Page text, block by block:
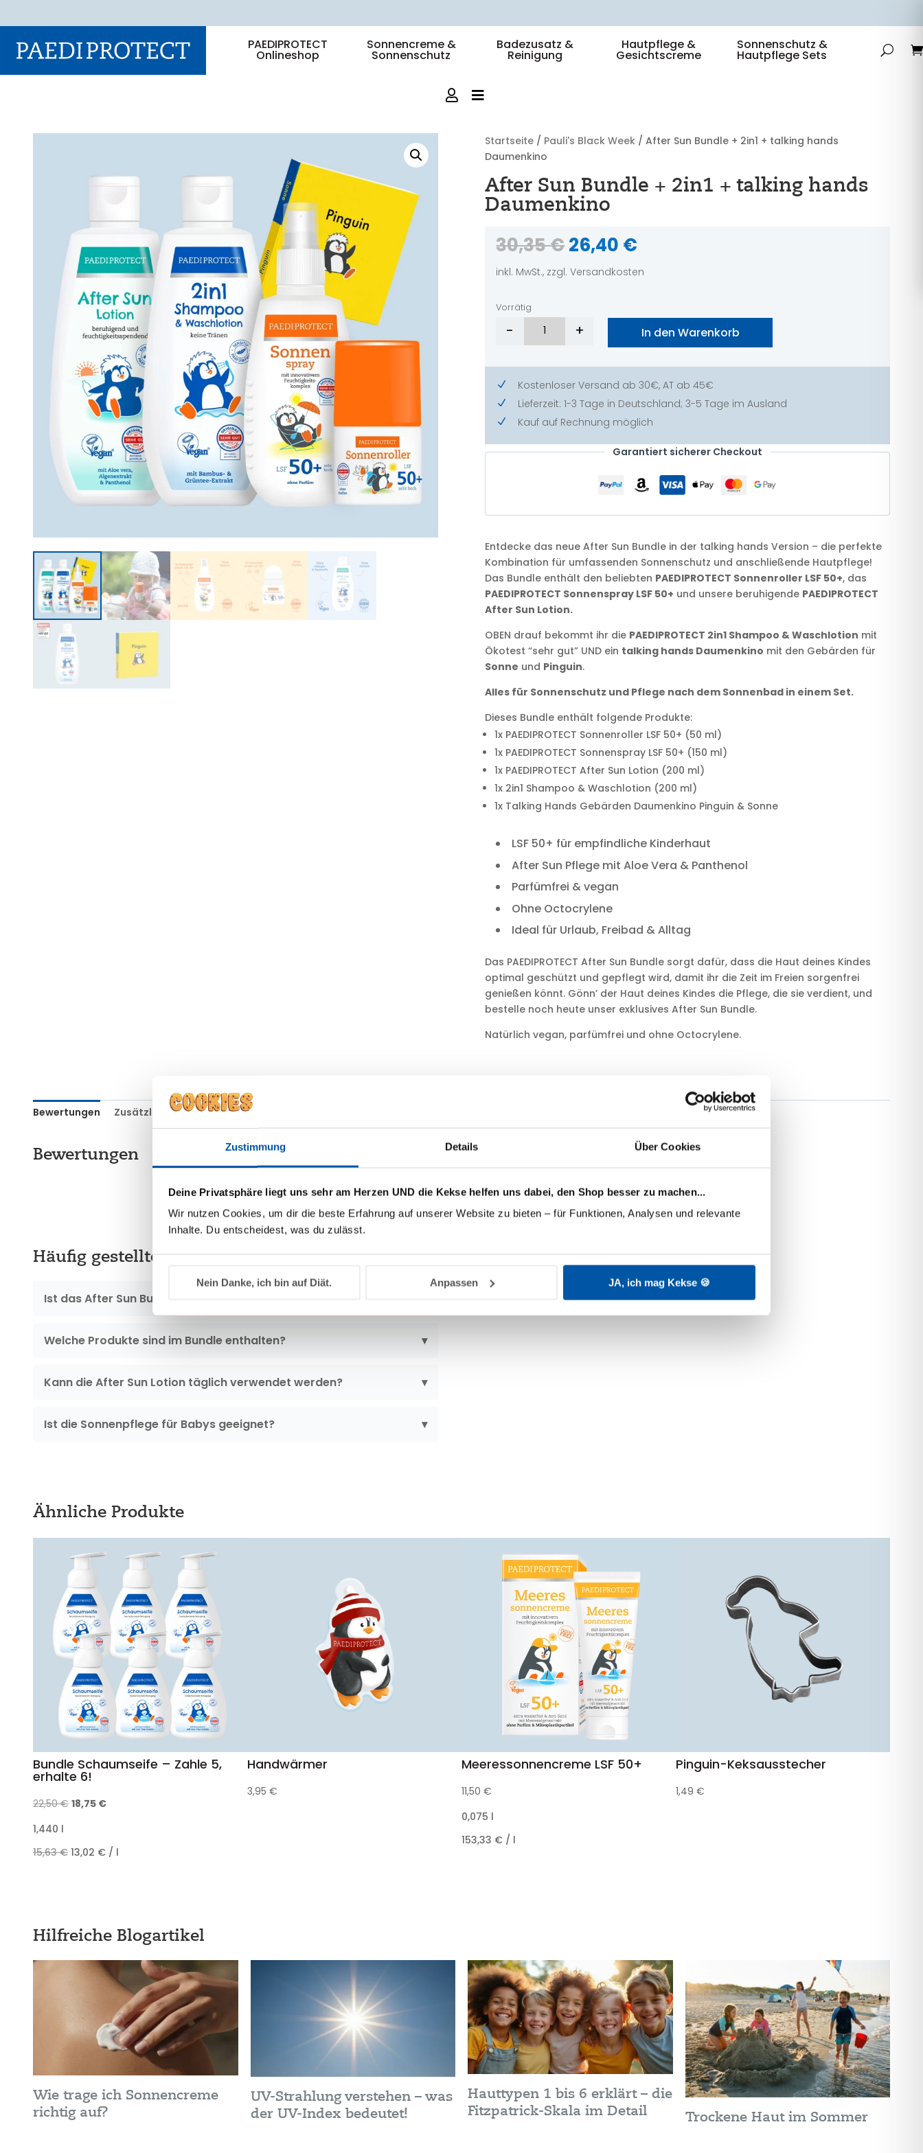
Zustimmung Details Über Cookies
Deine Privatsphäre liegt uns sehr am Herzen UND die Kekse helfen uns dabei, den Shop besser zu machen...
Wir nutzen Cookies, um dir die beste Erfahrung auf unserer Website zu bieten – für Funktionen, Analysen und relevante
Inhalte. Du entscheidest, was du zulässt.
Nein Danke, ich bin auf Diät. Anpassen JA, ich mag Kekse 🍪
PAEDIPROTECT
Onlineshop
Sonnencreme &
Sonnenschutz
Badezusatz &
Reinigung
Hautpflege &
Gesichtscreme
Sonnenschutz &
Hautpflege Sets
Startseite / Pauli's Black Week / After Sun Bundle + 2in1 + talking hands
Daumenkino
After Sun Bundle + 2in1 + talking hands
Daumenkino
30,35€Ursprünglicher
Preis
war:
26,40 €
ist:
inkl. MwSt., zzgl. Versandkosten
Vorrätig
After Sun Bundle + 2in1 + talking hands Daumenkino Menge
- + In den Warenkorb
N Kostenloser Versand ab 30€, AT ab 45€
N Lieferzeit: 1-3 Tage in Deutschland; 3-5 Tage im Ausland
N Kauf auf Rechnung möglich
Garantiert sicherer Checkout
Entdecke das neue After Sun Bundle in der talking hands Version – die perfekte
Kombination für umfassenden Sonnenschutz und anschließende Hautpflege!
Das Bundle enthält den beliebten PAEDIPROTECT Sonnenroller LSF 50+, das
PAEDIPROTECT Sonnenspray LSF 50+ und unsere beruhigende PAEDIPROTECT
After Sun Lotion.
OBEN drauf bekommt ihr die PAEDIPROTECT 2in1 Shampoo & Waschlotion mit
Ökotest “sehr gut” UND ein talking hands Daumenkino mit den Gebärden für
Sonne und Pinguin.
Alles für Sonnenschutz und Pflege nach dem Sonnenbad in einem Set.
Dieses Bundle enthält folgende Produkte:
1x PAEDIPROTECT Sonnenroller LSF 50+ (50 ml)
1x PAEDIPROTECT Sonnenspray LSF 50+ (150 ml)
1x PAEDIPROTECT After Sun Lotion (200 ml)
1x 2in1 Shampoo & Waschlotion (200 ml)
1x Talking Hands Gebärden Daumenkino Pinguin & Sonne
LSF 50+ für empfindliche Kinderhaut
After Sun Pflege mit Aloe Vera & Panthenol
Parfümfrei & vegan
Ohne Octocrylene
Ideal für Urlaub, Freibad & Alltag
Das PAEDIPROTECT After Sun Bundle sorgt dafür, dass die Haut deines Kindes
optimal geschützt und gepflegt wird, damit ihr die Zeit im Freien sorgenfrei
genießen könnt. Gönn’ der Haut deines Kindes die Pflege, die sie verdient, und
bestelle noch heute unser exklusives After Sun Bundle.
Natürlich vegan, parfümfrei und ohne Octocrylene.
Bewertungen Zusätzliche Informationen
Bewertungen
Häufig gestellte Fragen
Ist das After Sun Bundle für empfindliche Kinderhaut geeignet?
Welche Produkte sind im Bundle enthalten?
Kann die After Sun Lotion täglich verwendet werden?
Ist die Sonnenpflege für Babys geeignet?
Ähnliche Produkte
Bundle Schaumseife – Zahle 5,
erhalte 6!
22,50€ Ursprünglicher
22,50 €
18,75 €Aktueller
18,75 €.
1,440 l
15,63€ 13,02 € / l
Handwärmer
3,95 €
Meeressonnencreme LSF 50+
11,50 €
0,075 l
153,33 € / l
Pinguin-Keksausstecher
1,49 €
Hilfreiche Blogartikel
Wie trage ich Sonnencreme
richtig auf?
UV-Strahlung verstehen – was
der UV-Index bedeutet!
Hauttypen 1 bis 6 erklärt – die
Fitzpatrick-Skala im Detail
Trockene Haut im Sommer